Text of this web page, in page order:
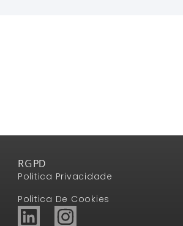
RGPD
Politica Privacidade
Politica De Cookies